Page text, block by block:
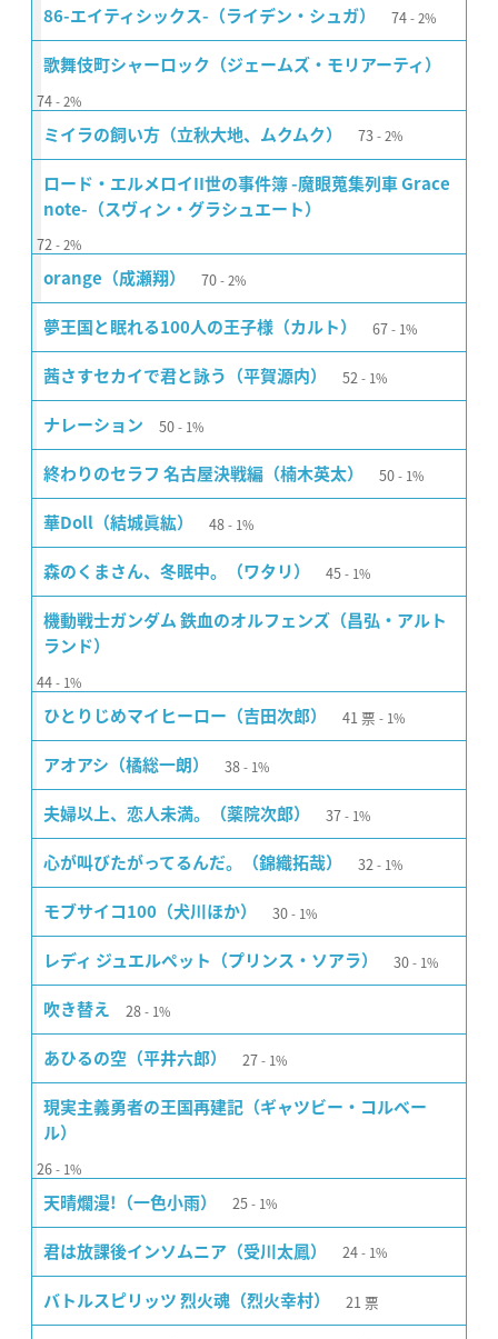
86-エイティシックス-（ライデン・シュガ） 74 2%
歌舞伎町シャーロック（ジェームズ・モリアーティ）
74 2%
ミイラの飼い方（立秋大地、ムクムク） 73 2%
ロード・エルメロイII世の事件簿 -魔眼蒐集列車 Grace
note-（スヴィン・グラシュエート）
72 2%
orange（成瀬翔） 70 2%
夢王国と眠れる100人の王子様（カルト） 67 1%
茜さすセカイで君と詠う（平賀源内） 52 1%
ナレーション 50 1%
終わりのセラフ 名古屋決戦編（楠木英太） 50 1%
華Doll（結城眞紘） 48 1%
森のくまさん、冬眠中。（ワタリ） 45 1%
機動戦士ガンダム 鉄血のオルフェンズ（昌弘・アルト
ランド）
44 1%
ひとりじめマイヒーロー（吉田次郎） 41 票 1%
アオアシ（橘総一朗） 38 1%
夫婦以上、恋人未満。（薬院次郎） 37 1%
心が叫びたがってるんだ。（錦織拓哉） 32 1%
モブサイコ100（犬川ほか） 30 1%
レディ ジュエルペット（プリンス・ソアラ） 30 1%
吹き替え 28 1%
あひるの空（平井六郎） 27 1%
現実主義勇者の王国再建記（ギャツビー・コルベー
ル）
26 1%
天晴爛漫!（一色小雨） 25 1%
君は放課後インソムニア（受川太鳳） 24 1%
バトルスピリッツ 烈火魂（烈火幸村） 21 票